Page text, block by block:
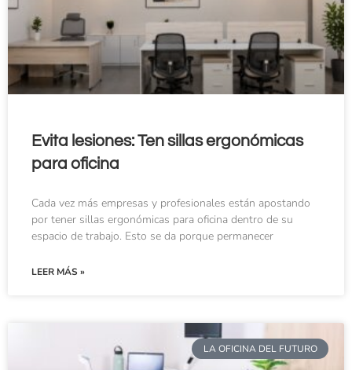
Evita lesiones: Ten sillas ergonómicas
para oficina
Cada vez más empresas y profesionales están apostando
por tener sillas ergonómicas para oficina dentro de su
espacio de trabajo. Esto se da porque permanecer
LEER MÁS »
LA OFICINA DEL FUTURO